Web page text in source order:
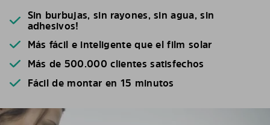
Sin burbujas, sin rayones, sin agua, sin
adhesivos!
Más fácil e inteligente que el film solar
Más de 500.000 clientes satisfechos
Fácil de montar en 15 minutos